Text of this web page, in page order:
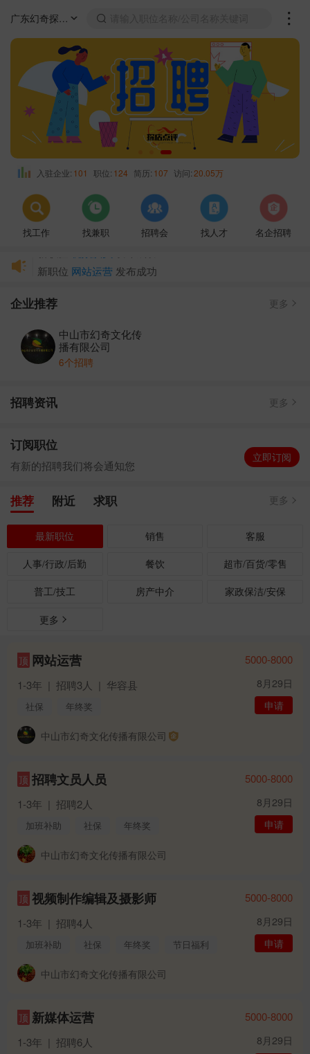
广东幻奇探店区域
入驻企业: 101 职位: 124 简历: 107 访问:20.05万
找工作 找兼职 招聘会 找人才 名企招聘
新职位 网站运营 发布成功
新职位
新职位招聘文员人员发布成功
新职位视频演员
企业推荐 更多
中山市幻奇文化传
播有限公司
6个招聘
招聘资讯 更多
订阅职位
有新的招聘我们将会通知您
立即订阅
推荐 附近 求职 更多
最新职位 销售 客服
人事/行政/后勤 餐饮 超市/百货/零售
普工/技工 房产中介 家政保洁/安保
更多
顶 网站运营
1-3年 | 招聘3人 | 华容县
社保 年终奖
中山市幻奇文化传播有限公司
5000-8000
8月29日
申请
顶 招聘文员人员
1-3年 | 招聘2人
加班补助 社保 年终奖
中山市幻奇文化传播有限公司
5000-8000
8月29日
申请
顶 视频制作编辑及摄影师
1-3年 | 招聘4人
加班补助 社保 年终奖 节日福利
中山市幻奇文化传播有限公司
5000-8000
8月29日
申请
顶 新媒体运营
1-3年 | 招聘6人
5000-8000
8月29日